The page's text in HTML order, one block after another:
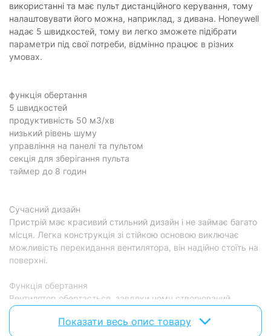
використанні та має пульт дистанційного керування, тому
налаштовувати його можна, наприклад, з дивана. Honeywell
надає 5 швидкостей, тому ви легко зможете підібрати
параметри під свої потреби, відмінно працює в різних
умовах.
функція обертання
5 швидкостей
продуктивність 50 м3/хв
низький рівень шуму
управління на панелі та пультом
секція для зберігання пульта
таймер до 8 годин
Сучасний дизайн
Пристрій має красивий стильний дизайн і не займає багато
місця. Легка конструкція зі стійкою основою виключає
можливість перекидання вентилятора, він надійно стоїть на
поверхні.
Функція обертання
Вентилятор обертається, завдяки чому створюваний
повітряний потік досягає всіх куточків кімнати. Відчутна
продуктивність 50 м3/хв дає можливість швидкого
Показати весь опис товару